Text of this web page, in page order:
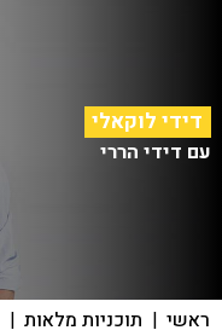
דידי לוקאלי
עם דידי הררי
ראשי | תוכניות מלאות |